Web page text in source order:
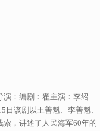
：编剧：翟主演：李绍
该剧以王善魁、李善魁、
，讲述了人民海军60年的